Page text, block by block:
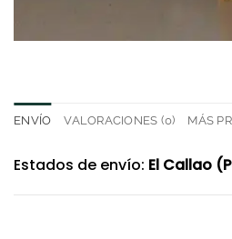
ENVÍO VALORACIONES (0) MÁS
Estados de envío: El Callao